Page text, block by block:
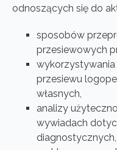
odnoszących się do
sposobów
przesiewowych
przesiewu
własnych,
analizy
wywiadach
diagnostycznych,